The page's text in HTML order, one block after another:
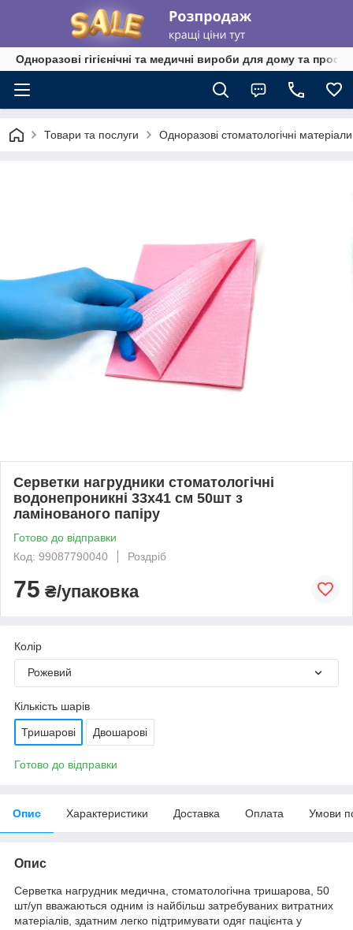
Одноразові гігієнічні та медичні вироби для дому та
Товари та послуги Одноразові стоматологічні
Серветки нагрудники стоматологічні
водонепроникні 33х41 см 50шт з
ламінованого папіру
Готово до відправки
Код: 99087790040
Роздріб
75 ₴/упаковка
Колір
Рожевий
Кількість шарів
Тришарові Двошарові
Готово до відправки
Опис Характеристики Доставка Оплата Умови
Опис
Серветка нагрудник медична, стоматологічна тришарова, 50
шт/уп вважаються одним із найбільш затребуваних витратних
матеріалів, здатним легко підтримувати одяг пацієнта у